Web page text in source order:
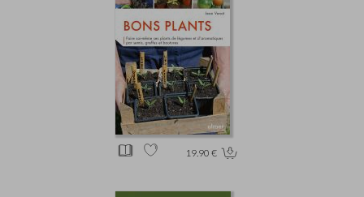
19.90 €